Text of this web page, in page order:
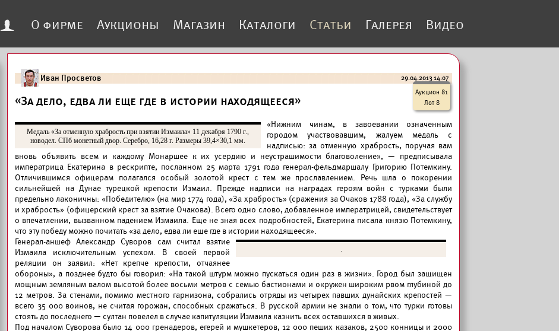
f О фирме Аукционы Магазин Каталоги Статьи Галерея Видео
Иван Просветов
29.04.2013 14:07
Аукцион 81
Лот 8
«За дело, едва ли еще где в истории находящееся»
Медаль «За отменную храбрость при взятии Измаила» 11 декабря 1790 г.,
новодел. СПб монетный двор. Серебро, 16,28 г. Размеры 39,4×30,1 мм.
«Нижним чинам, в завоевании означенным
городом участвовавшим, жалуем медаль с
надписью: за отменную храбрость, поручая вам
вновь объявить всем и каждому Монаршее к их усердию и неустрашимости благоволение», — предписывала
императрица Екатерина в рескрипте, посланном 25 марта 1791 года генерал-фельдмаршалу Григорию Потемкину.
Отличившимся офицерам полагался особый золотой крест с тем же прославлением. Речь шла о покорении
сильнейшей на Дунае турецкой крепости Измаил. Прежде надписи на наградах героям войн с турками были
предельно лаконичны: «Победителю» (на мир 1774 года), «За храбрость» (сражения за Очаков 1788 года), «За службу
и храбрость» (офицерский крест за взятие Очакова). Всего одно слово, добавленное императрицей, свидетельствует
о впечатлении, вызванном падением Измаила. Еще не зная всех подробностей, Екатерина писала князю Потемкину,
что эту победу можно почитать «за дело, едва ли еще где в истории находящееся».
.
Генерал-аншеф Александр Суворов сам считал взятие
Измаила исключительным успехом. В своей первой
реляции он заявил: «Нет крепче крепости, отчаянее
обороны», а позднее будто бы говорил: «На такой штурм можно пускаться один раз в жизни». Город был защищен
мощным земляным валом высотой более восьми метров с семью бастионами и окружен широким рвом глубиной до
12 метров. За стенами, помимо местного гарнизона, собрались отряды из четырех павших дунайских крепостей —
всего 35 000 воинов, не считая горожан, способных сражаться. В русской армии не знали о том, что турки готовы
стоять до последнего — султан повелел в случае капитуляции Измаила казнить всех оставшихся в живых.
Под началом Суворова было 14 000 гренадеров, егерей и мушкетеров, 12 000 пеших казаков, 2500 конницы и 2000